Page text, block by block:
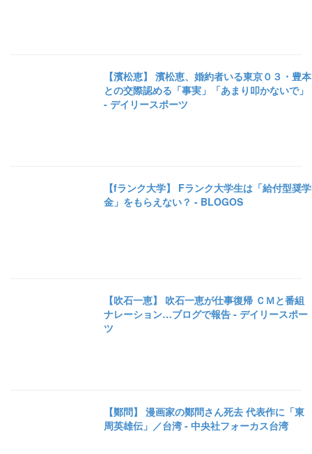
【濱松恵】 濱松恵、婚約者いる東京０３・豊本
との交際認める「事実」「あまり叩かないで」
- デイリースポーツ
【fランク大学】 Fランク大学生は「給付型奨学
金」をもらえない？ - BLOGOS
【吹石一恵】 吹石一恵が仕事復帰 ＣＭと番組
ナレーション…ブログで報告 - デイリースポー
ツ
【鄭問】 漫画家の鄭問さん死去 代表作に「東
周英雄伝」／台湾 - 中央社フォーカス台湾